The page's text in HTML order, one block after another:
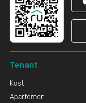
Tenant
Kost
Apartemen